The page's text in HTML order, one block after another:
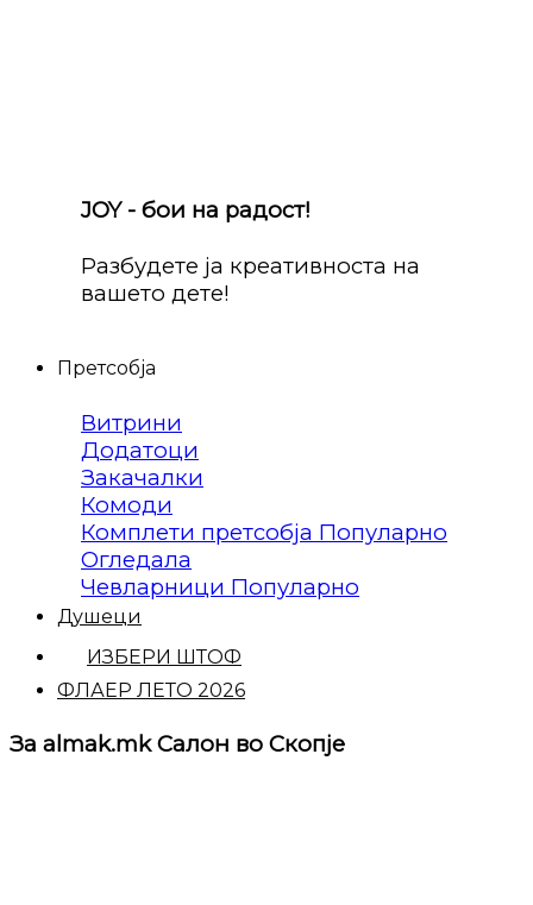
JOY - бои на радост!
Разбудете ја креативноста на
вашето дете!
Претсобја
Витрини
Додатоци
Закачалки
Комоди
Комплети претсобја
Огледала
Чевларници
Душеци
ИЗБЕРИ ШТОФ
ФЛАЕР ЛЕТО 2026
За almak.mk Салон во Скопје